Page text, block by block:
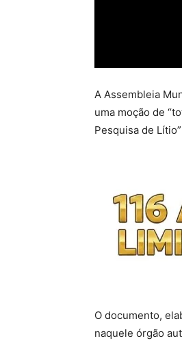
A Assembleia
uma moção de
Pesquisa de
O documento,
naquele órgão